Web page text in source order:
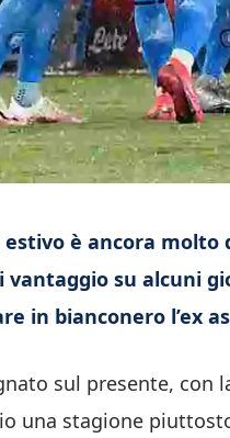
è ancora
vantaggio su alcuni
in bianconero l’ex
sul presente, con
una stagione